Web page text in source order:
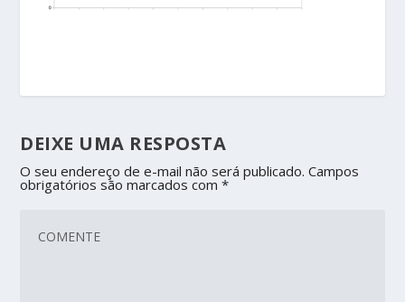
DEIXE UMA RESPOSTA
O seu endereço de e-mail não será publicado. Campos
obrigatórios são marcados com*